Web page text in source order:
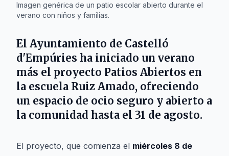
Imagen genérica de un patio escolar abierto durante el
verano con niños y familias.
El Ayuntamiento de Castelló
d'Empúries ha iniciado un verano
más el proyecto Patios Abiertos en
la escuela Ruiz Amado, ofreciendo
un espacio de ocio seguro y abierto a
la comunidad hasta el 31 de agosto.
El proyecto, que comienza el miércoles 8 de